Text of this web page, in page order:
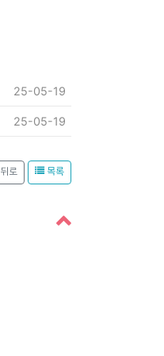
25-05-19
25-05-19
뒤로 목록